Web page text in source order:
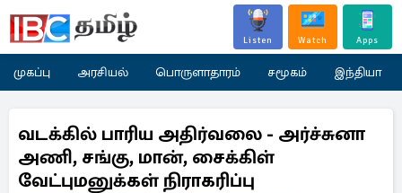
Listen Watch Apps
முகப்பு அரசியல் பொருளாதாரம் சமூகம் இந்தியா
வடக்கில் பாரிய அதிர்வலை - அர்ச்சுனா
அணி, சங்கு, மான், சைக்கிள்
வேட்புமனுக்கள் நிராகரிப்பு